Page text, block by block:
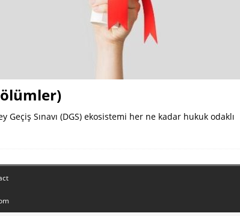
Sınavı (DGS) ekosistemi her ne kadar hukuk odaklı